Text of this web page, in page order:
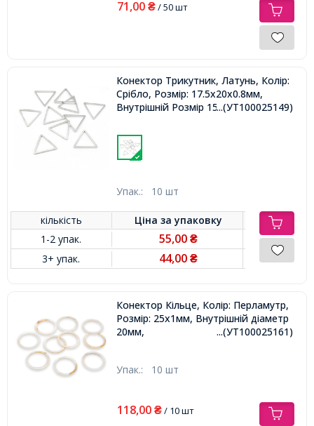
71,00 ₴/ 50 шт
Конектор Трикутник, Латунь, Колір:
Срібло, Розмір: 17.5x20x0.8мм,
Внутрішній Розмір 15.5x17.5мм,
...(УТ100025149)
Упак.: 10 шт
кількість Ціна заупаковку
1-2 упак.
55,00₴
3+ упак. 44,00₴
Конектор Кільце, Колір: Перламутр,
Розмір: 25x1мм, Внутрішній діаметр
20мм,
...(УТ100025161)
Упак.: 10 шт
118,00 ₴/ 10 шт